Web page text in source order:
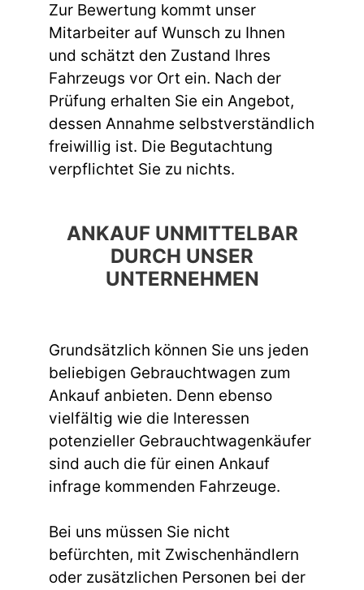
Zur Bewertung kommt unser
Mitarbeiter auf Wunsch zu Ihnen
und schätzt den Zustand Ihres
Fahrzeugs vor Ort ein. Nach der
Prüfung erhalten Sie ein Angebot,
dessen Annahme selbstverständlich
freiwillig ist. Die Begutachtung
verpflichtet Sie zu nichts.
ANKAUF UNMITTELBAR
DURCH UNSER
UNTERNEHMEN
Grundsätzlich können Sie uns jeden
beliebigen Gebrauchtwagen zum
Ankauf anbieten. Denn ebenso
vielfältig wie die Interessen
potenzieller Gebrauchtwagenkäufer
sind auch die für einen Ankauf
infrage kommenden Fahrzeuge.
Bei uns müssen Sie nicht
befürchten, mit Zwischenhändlern
oder zusätzlichen Personen bei der